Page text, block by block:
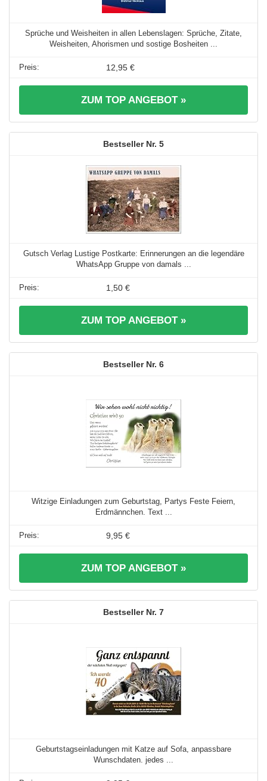
Sprüche und Weisheiten in allen Lebenslagen: Sprüche, Zitate,
Weisheiten, Ahorismen und sostige Bosheiten ...
12,95 €
ZUM TOP ANGEBOT »
5
Gutsch Verlag Lustige Postkarte: Erinnerungen an die legendäre
WhatsApp Gruppe von damals ...
1,50 €
ZUM TOP ANGEBOT »
6
Witzige Einladungen zum Geburtstag, Partys Feste Feiern,
Erdmännchen. Text ...
9,95 €
ZUM TOP ANGEBOT »
7
Geburtstagseinladungen mit Katze auf Sofa, anpassbare
Wunschdaten. jedes ...